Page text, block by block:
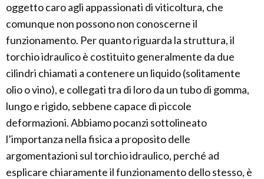
oggetto caro agli appassionati di viticoltura, che
comunque non possono non conoscerne il
funzionamento. Per quanto riguarda la struttura, il
torchio idraulico è costituito generalmente da due
cilindri chiamati a contenere un liquido (solitamente
olio o vino), e collegati tra di loro da un tubo di gomma,
lungo e rigido, sebbene capace di piccole
deformazioni. Abbiamo pocanzi sottolineato
l’importanza nella fisica a proposito delle
argomentazioni sul torchio idraulico, perché ad
esplicare chiaramente il funzionamento dello stesso, è